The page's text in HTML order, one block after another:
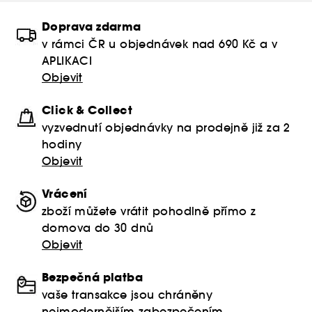
Doprava zdarma
v rámci ČR u objednávek nad 690 Kč a v
APLIKACI
Objevit
Click & Collect
vyzvednutí objednávky na prodejně již za 2
hodiny
Objevit
Vrácení
zboží můžete vrátit pohodlně přímo z
domova do 30 dnů
Objevit
Bezpečná platba
vaše transakce jsou chráněny